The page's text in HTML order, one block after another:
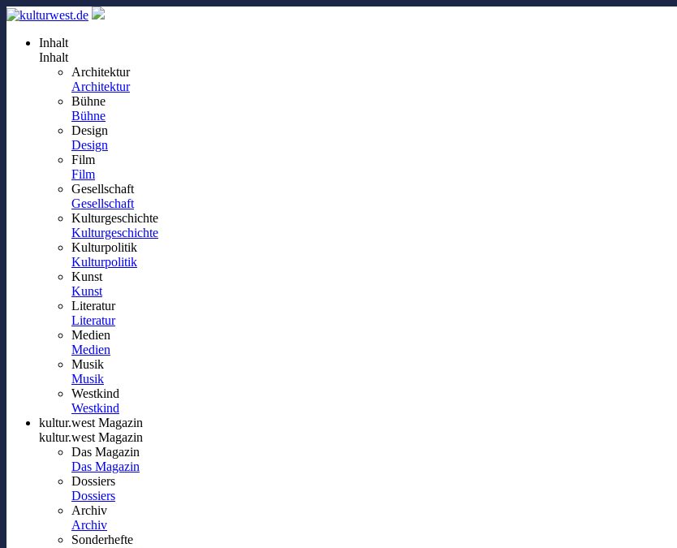
Inhalt
Inhalt
Architektur
Architektur
Bühne
Bühne
Design
Design
Film
Film
Gesellschaft
Gesellschaft
Kulturgeschichte
Kulturgeschichte
Kulturpolitik
Kulturpolitik
Kunst
Kunst
Literatur
Literatur
Medien
Medien
Musik
Musik
Westkind
Westkind
kultur.west Magazin
kultur.west Magazin
Das Magazin
Das Magazin
Dossiers
Dossiers
Archiv
Archiv
Sonderhefte